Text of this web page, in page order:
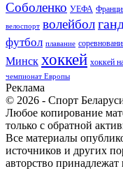
Соболенко УЕФА
велоспорт волейбол
футбол плавание
Минск хоккей хоккей
чемпионат Европы
Реклама
© 2026 - Спорт
Любое копирование
только с обратной
Все материалы
источников и других
авторство